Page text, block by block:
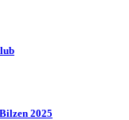
2025